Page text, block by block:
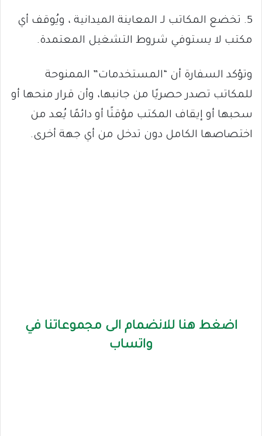
5. تخضع المكاتب لـ المعاينة الميدانية ، ويُوقف أي
مكتب لا يستوفي شروط التشغيل المعتمدة.
وتؤكد السفارة أن “المستخدمات” الممنوحة
للمكاتب تصدر حصريًا من جانبها، وأن قرار منحها أو
سحبها أو إيقاف المكتب مؤقتًا أو دائمًا يُعد من
اختصاصها الكامل دون تدخل من أي جهة أخرى.
اضغط هنا للانضمام الى مجموعاتنا في
واتساب